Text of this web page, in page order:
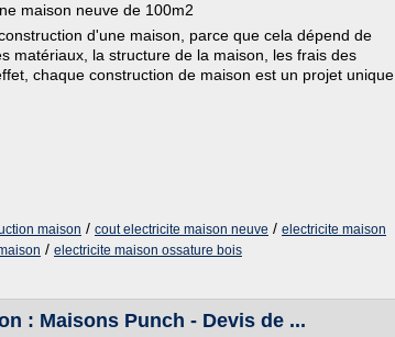
maison neuve de 100m2
d'une maison, parce que cela dépend de
matériaux, la structure de la maison, les frais des
chaque construction de maison est un projet unique.
maison / cout electricite maison neuve / electricite maison
/ electricite maison ossature bois
: Maisons Punch - Devis de ...